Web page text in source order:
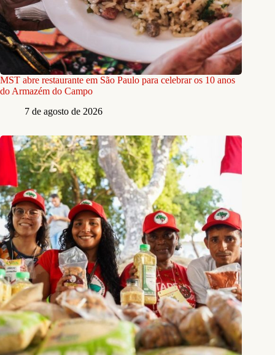
MST abre restaurante em São Paulo para celebrar os 10 anos
do Armazém do Campo
7 de agosto de 2026